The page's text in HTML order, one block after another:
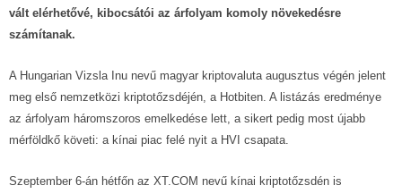
vált elérhetővé, kibocsátói az árfolyam komoly növekedésre
számítanak.
A Hungarian Vizsla Inu nevű magyar kriptovaluta augusztus végén jelent
meg első nemzetközi kriptotőzsdéjén, a Hotbiten. A listázás eredménye
az árfolyam háromszoros emelkedése lett, a sikert pedig most újabb
mérföldkő követi: a kínai piac felé nyit a HVI csapata.
Szeptember 6-án hétfőn az XT.COM nevű kínai kriptotőzsdén is